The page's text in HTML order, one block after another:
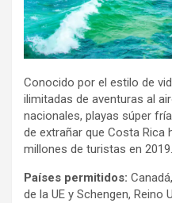
Conocido por el estilo de
ilimitadas de aventuras al
nacionales, playas súper
de extrañar que Costa Rica
millones de turistas en 2019.
Países permitidos:
de la UE y Schengen, Reino